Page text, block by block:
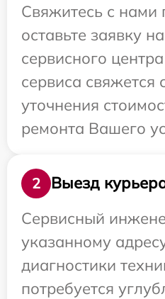
Свяжитесь с нами
оставьте заявку
сервисного
сервиса свяжется
уточнения
ремонта Вашего
2
Выезд
Сервисный
указанному
диагностики
потребуется